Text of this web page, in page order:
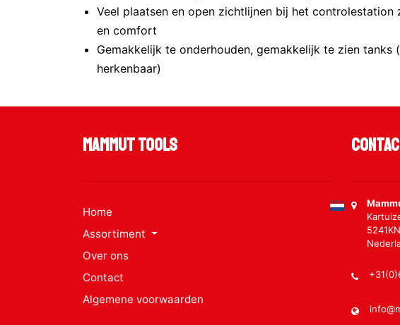
Veel plaatsen en open zichtlijnen bij het controlestation
en comfort
Gemakkelijk te onderhouden, gemakkelijk te zien tanks
herkenbaar)
Mammut Tools
Home
Assortiment
Over ons
Contact
Algemene voorwaarden